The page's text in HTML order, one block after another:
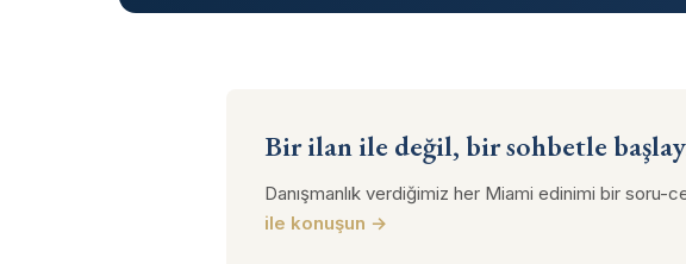
Bir ilan ile değil, bir sohbetle
Danışmanlık verdiğimiz her Miami edinimi bir soru-
ile konuşun →